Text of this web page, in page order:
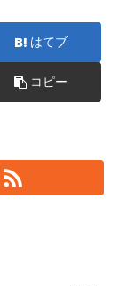
はてブ
コピー